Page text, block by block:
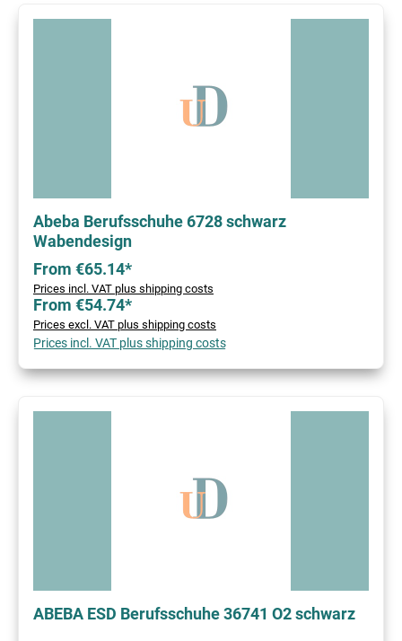
Abeba Berufsschuhe 6728 schwarz
Wabendesign
From €65.14*
Prices incl. VAT plus shipping costs
From €54.74*
Prices excl. VAT plus shipping costs
Prices incl. VAT plus shipping costs
ABEBA ESD Berufsschuhe 36741 O2 schwarz